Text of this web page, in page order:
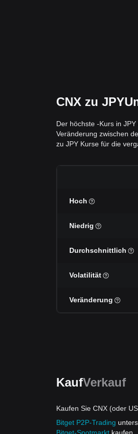
CNX zu
Der höchste -Kurs in
Veränderung zwischen
zu JPY Kurse für die
Hoch
Niedrig
Durchschnittlich
Volatilität
Veränderung
KaufVerkauf
Kaufen Sie CNX (oder
Bitget P2P-Trading